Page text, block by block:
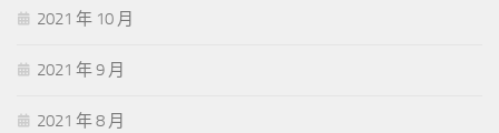
2021 年 10 月
2021 年 9 月
2021 年 8 月